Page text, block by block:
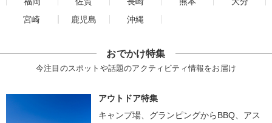
宮崎
鹿児島 沖縄
おでかけ特集
今注目のスポットや話題のアクティビティ情報をお届け
アウトドア特集
キャンプ場、グランピングからBBQ、アス